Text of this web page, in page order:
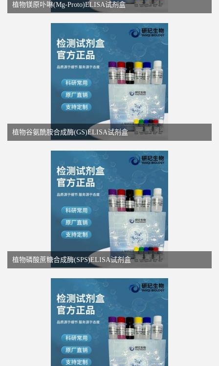
植物镁原卟啉(Mg-Proto)ELISA试剂盒
植物谷氨酰胺合成酶(GS)ELISA试剂盒
植物磷酸蔗糖合成酶(SPS)ELISA试剂盒